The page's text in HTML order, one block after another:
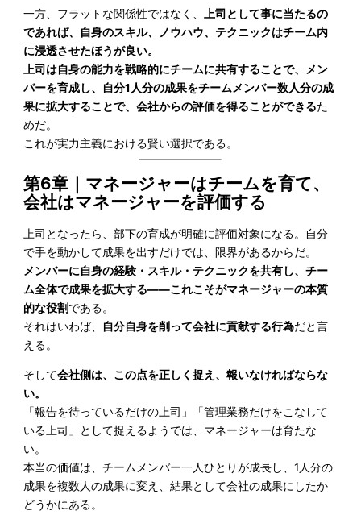
一方、フラットな関係性ではなく、上司として事に当たるの
であれば、自身のスキル、ノウハウ、テクニックはチーム内
に浸透させたほうが良い。
上司は自身の能力を戦略的にチームに共有することで、メン
バーを育成し、自分1人分の成果をチームメンバー数人分の成
果に拡大することで、会社からの評価を得ることができるた
めだ。
これが実力主義における賢い選択である。
第6章 ｜ マネージャーはチームを育て、
会社はマネージャーを評価する
上司となったら、部下の育成が明確に評価対象になる。自分
で手を動かして成果を出すだけでは、限界があるからだ。
メンバーに自身の経験・スキル・テクニックを共有し、チー
ム全体で成果を拡大する——これこそがマネージャーの本質
的な役割である。
それはいわば、
自分自身を削って会社に貢献する行為だと言
える。
そして会社側は、この点を正しく捉え、報いなければならな
い。
「報告を待っているだけの上司」「管理業務だけをこなして
いる上司」として捉えるようでは、マネージャーは育たな
い。
本当の価値は、チームメンバー一人ひとりが成長し、1人分の
成果を複数人の成果に変え、結果として会社の成果にしたか
どうかにある。